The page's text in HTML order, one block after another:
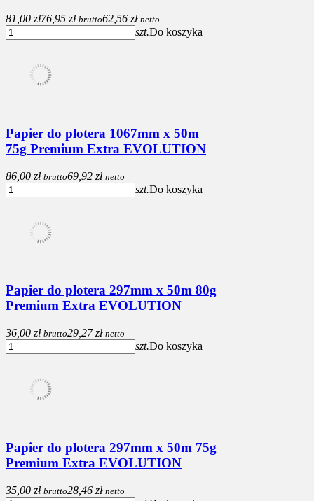
81,00 zł76,95 zł brutto62,56 zł netto
szt.Do koszyka
Papier do plotera 1067mm x 50m
75g Premium Extra EVOLUTION
86,00 zł brutto69,92 zł netto
szt.Do koszyka
Papier do plotera 297mm x 50m 80g
Premium Extra EVOLUTION
36,00 zł brutto29,27 zł netto
szt.Do koszyka
Papier do plotera 297mm x 50m 75g
Premium Extra EVOLUTION
35,00 zł brutto28,46 zł netto